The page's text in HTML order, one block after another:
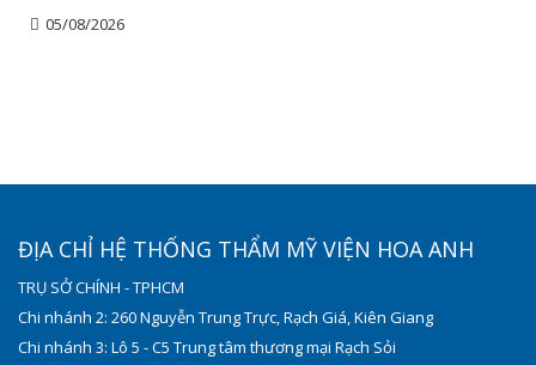
05/08/2026
ĐỊA CHỈ HỆ THỐNG THẨM MỸ VIỆN HOA ANH
TRỤ SỞ CHÍNH - TPHCM
Chi nhánh 2: 260 Nguyễn Trung Trực, Rạch Giá, Kiên Giang
Chi nhánh 3: Lô 5 - C5 Trung tâm thương mại Rạch Sỏi